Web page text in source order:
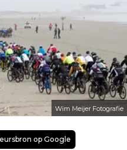
Wim Meijer Fotografie
op Google